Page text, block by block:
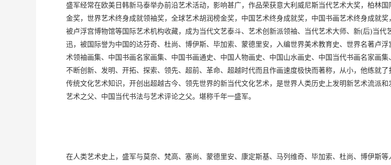
盛军经常在欧美日韩新马泰举办前沿艺术活动，影响甚广，作品荣获意大利威尼斯当代艺术大奖，柏林
金奖，世界艺术终身成就领袖奖，全球艺术胡润榜金奖，中国艺术终身成就奖，中国书画艺术终身成就
被卢浮宫博物馆等国际艺术机构收藏，成为当代文艺泰斗、艺术创新派领袖、当代艺术大师、新(后)当
迅，被国际誉为中国的达芬奇、杜尚、博伊斯、毕加索、蒙德里安，入编世界美术教育史、世界名著卢
术领袖画集、中国书画名家画集、中国书画通史、中国人物画史、中国山水画史、中国当代书画名家画
不断创新、发明、开拓、探索、领先、超前、革命、超越时代而且作画速度极快而著称，从小，他练就
传统文化艺术知识，开创出超越古今、领先世界的新当代文化艺术，是世界人类历史上发明新艺术流派
艺术之父、中国当代书法与艺术评论之父。堪称千年一盛军。
在人类艺术史上，盛军与莫奈、梵高、塞尚、蒙德里安、康定斯基、马列维奇、毕加索、杜尚、博伊斯